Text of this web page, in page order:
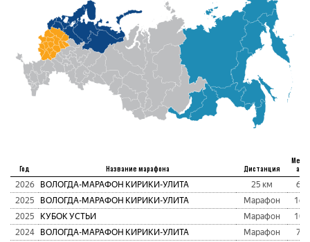
Год Название марафона Дистанция
абс
2026 ВОЛОГДА-МАРАФОН КИРИКИ-УЛИТА 25 км
63
2025
ВОЛОГДА-МАРАФОН КИРИКИ-УЛИТА Марафон
167
2025
КУБОК УСТЬИ Марафон
109
2024
ВОЛОГДА-МАРАФОН КИРИКИ-УЛИТА Марафон
78